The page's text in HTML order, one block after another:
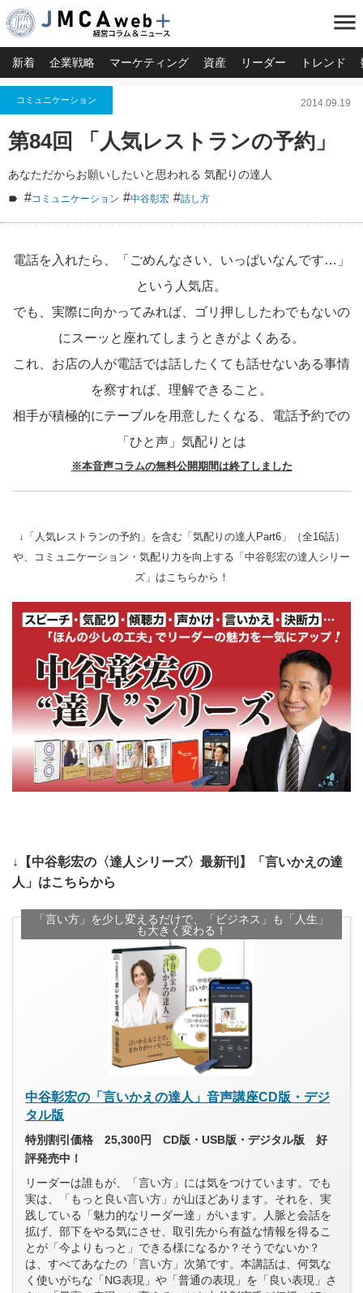
menu
新着 企業戦略 マーケティング 資産 リーダー トレンド
コミュニケーション 2014.09.19
第84回 「人気レストランの予約」
あなただからお願いしたいと思われる 気配りの達人
#コミュニケーション #中谷彰宏 #話し方
電話を入れたら、「ごめんなさい、いっぱいなんです…」
という人気店。
でも、実際に向かってみれば、ゴリ押ししたわでもないの
にスーッと座れてしまうときがよくある。
これ、お店の人が電話では話したくても話せないある事情
を察すれば、理解できること。
相手が積極的にテーブルを用意したくなる、電話予約での
「ひと声」気配りとは
※本音声コラムの無料公開期間は終了しました
↓「人気レストランの予約」を含む「気配りの達人Part6」（全16話）
や、コミュニケーション・気配り力を向上する「中谷彰宏の達人シリー
ズ」はこちらから！
↓【中谷彰宏の〈達人シリーズ〉最新刊】「言いかえの達
人」はこちらから
「言い方」を少し変えるだけで、「ビジネス」も「人生」
も大きく変わる！
中谷彰宏の「言いかえの達人」音声講座CD版・デジ
タル版
特別割引価格 25,300円 CD版・USB版・デジタル版 好
評発売中！
リーダーは誰もが、「言い方」には気をつけています。でも
実は、「もっと良い言い方」が山ほどあります。それを、実
践している「魅力的なリーダー達」がいます。人脈と会話を
拡げ、部下をやる気にさせ、取引先から有益な情報を得るこ
とが「今よりもっと」できる様になるか？そうでないか？
は、すべてあなたの「言い方」次第です。本講話は、何気な
く使いがちな「NG表現」や「普通の表現」を「良い表現」さ